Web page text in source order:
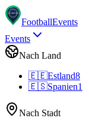
FootballEvents
Events
Nach Land
🇪🇪Estland8
🇪🇸Spanien1
Nach Stadt